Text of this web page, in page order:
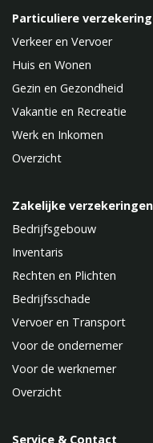
Particuliere
Verkeer en Vervoer
Huis en Wonen
Gezin en Gezondheid
Vakantie en Recreatie
Werk en Inkomen
Overzicht
Zakelijke verzekeringen
Bedrijfsgebouw
Inventaris
Rechten en Plichten
Bedrijfsschade
Vervoer en Transport
Voor de ondernemer
Voor de werknemer
Overzicht
Service & Contact